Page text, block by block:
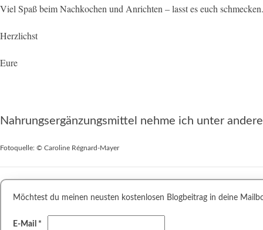
Viel Spaß beim Nachkochen und Anrichten – lasst es euch
Herzlichst
Eure
Nahrungsergänzungsmittel nehme ich unter
Fotoquelle: © Caroline Régnard-Mayer
Möchtest du meinen neusten kostenlosen Blogbeitrag in deine
E-Mail *